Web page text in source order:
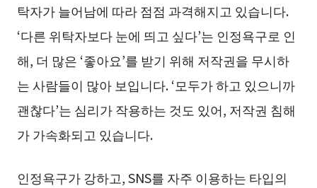
탁자가 늘어남에 따라 점점 과격해지고 있습니다.
‘다른 위탁자보다 눈에 띄고 싶다’는 인정욕구로 인
해, 더 많은 ‘좋아요’를 받기 위해 저작권을 무시하
는 사람들이 많아 보입니다. ‘모두가 하고 있으니까
괜찮다’는 심리가 작용하는 것도 있어, 저작권 침해
가 가속화되고 있습니다.
인정욕구가 강하고, SNS를 자주 이용하는 타입의